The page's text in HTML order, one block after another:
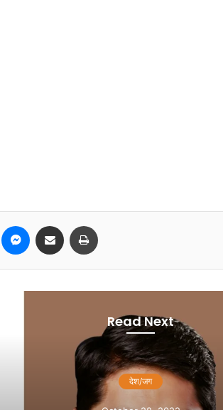
Twitter Messenger
Share via Email
Read Next
देश/जग